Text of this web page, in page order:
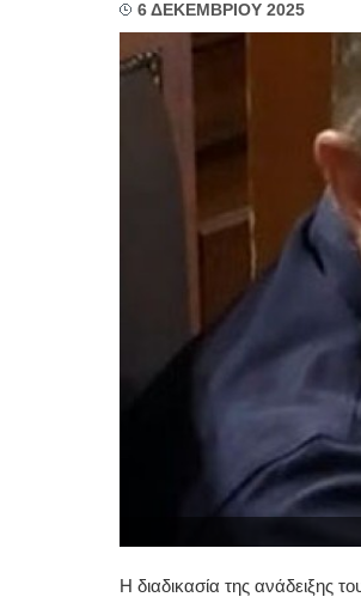
6 ΔΕΚΕΜΒΡΙΟΥ 2025
Η διαδικασία της ανάδειξης